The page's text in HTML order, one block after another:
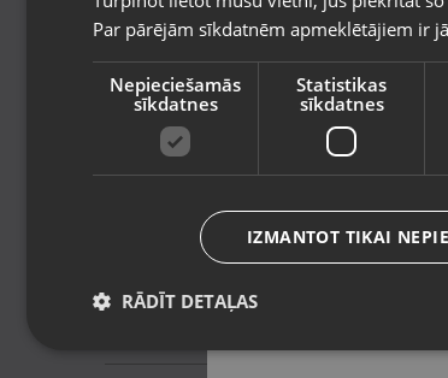
Rīga, Ieriķu iela 3
Rīga, Juglas iela 45
Valsts
Valoda
Latviešu /
Par pārējām sīkdatnēm apmeklētājiem ir
Nepieciešamās
sīkdatnes
Statistikas
sīkdatnes
IZMANTOT TIKAI
RĀDĪT DETAĻAS